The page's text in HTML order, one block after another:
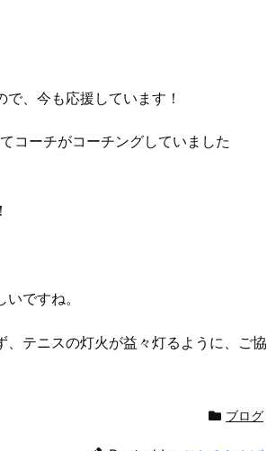
、今も応援しています！
コーチがコーチングしていました
ですね。
テニスの灯火が益々灯るように、ご協
ブログ